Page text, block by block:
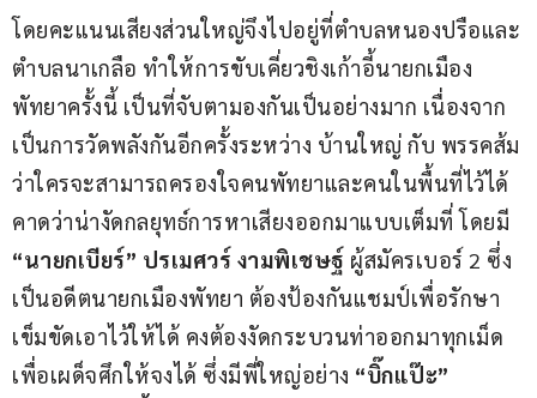
โดยคะแนนเสียงส่วนใหญ่จึงไปอยู่ที่ตำบลหนองปรือและ
ตำบลนาเกลือ ทำให้การขับเคี่ยวชิงเก้าอี้นายกเมือง
พัทยาครั้งนี้ เป็นที่จับตามองกันเป็นอย่างมาก เนื่องจาก
เป็นการวัดพลังกันอีกครั้งระหว่าง บ้านใหญ่ กับ พรรคส้ม
ว่าใครจะสามารถครองใจคนพัทยาและคนในพื้นที่ไว้ได้
คาดว่าน่างัดกลยุทธ์การหาเสียงออกมาแบบเต็มที่ โดยมี
“นายกเบียร์” ปรเมศวร์ งามพิเชษฐ์ ผู้สมัครเบอร์ 2 ซึ่ง
เป็นอดีตนายกเมืองพัทยา ต้องป้องกันแชมป์เพื่อรักษา
เข็มขัดเอาไว้ให้ได้ คงต้องงัดกระบวนท่าออกมาทุกเม็ด
เพื่อเผด็จศึกให้จงได้ ซึ่งมีพี่ใหญ่อย่าง “บิ๊กแป๊ะ”